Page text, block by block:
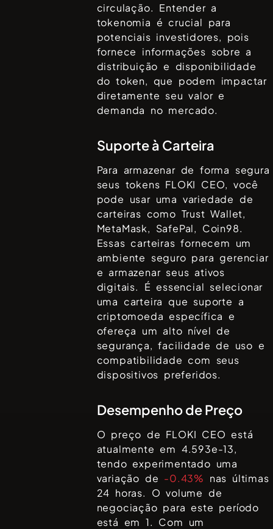
circulação. Entender a
tokenomia é crucial para
potenciais investidores, pois
fornece informações sobre a
distribuição e disponibilidade
do token, que podem impactar
diretamente seu valor e
demanda no mercado.
Suporte à Carteira
Para armazenar de forma segura
seus tokens FLOKI CEO, você
pode usar uma variedade de
carteiras como Trust Wallet,
MetaMask, SafePal, Coin98.
Essas carteiras fornecem um
ambiente seguro para gerenciar
e armazenar seus ativos
digitais. É essencial selecionar
uma carteira que suporte a
criptomoeda específica e
ofereça um alto nível de
segurança, facilidade de uso e
compatibilidade com seus
dispositivos preferidos.
Desempenho de Preço
O preço de FLOKI CEO está
atualmente em 4.593e-13,
tendo experimentado uma
variação de -0.43% nas últimas
24 horas. O volume de
negociação para este período
está em1. Com um